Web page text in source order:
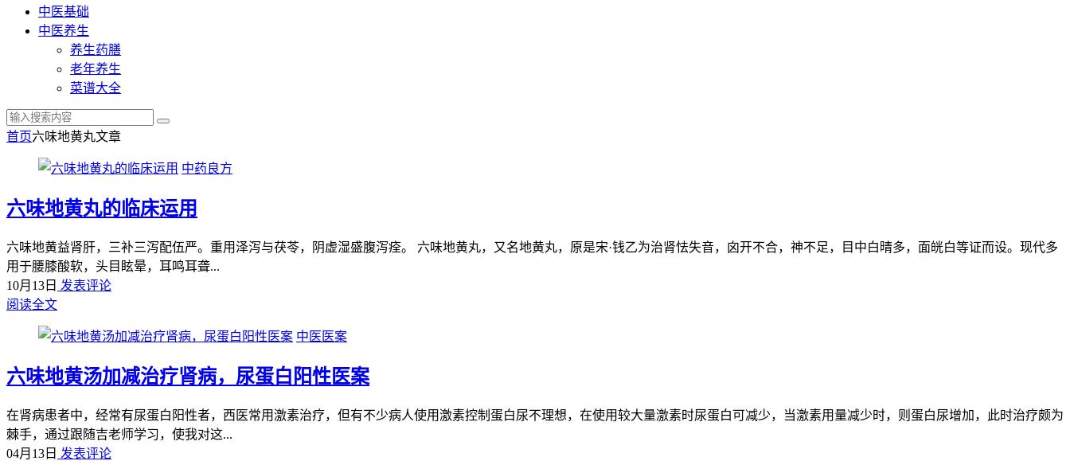
中医基础
中医养生
养生药膳
老年养生
菜谱大全
首页六味地黄丸文章
中药良方
六味地黄丸的临床运用
六味地黄益肾肝，三补三泻配伍严。重用泽泻与茯苓，阴虚湿盛腹泻痊。 六味地黄丸，又名地黄丸，原是宋·钱乙为治肾怯失音，囟开不合，神不足，目中白晴多，面㿠白等证而设。现代多
用于腰膝酸软，头目眩晕，耳鸣耳聋...
10月13日 发表评论
阅读全文
中医医案
六味地黄汤加减治疗肾病，尿蛋白阳性医案
在肾病患者中，经常有尿蛋白阳性者，西医常用激素治疗，但有不少病人使用激素控制蛋白尿不理想，在使用较大量激素时尿蛋白可减少，当激素用量减少时，则蛋白尿增加，此时治疗颇为
棘手，通过跟随吉老师学习，使我对这...
04月13日 发表评论